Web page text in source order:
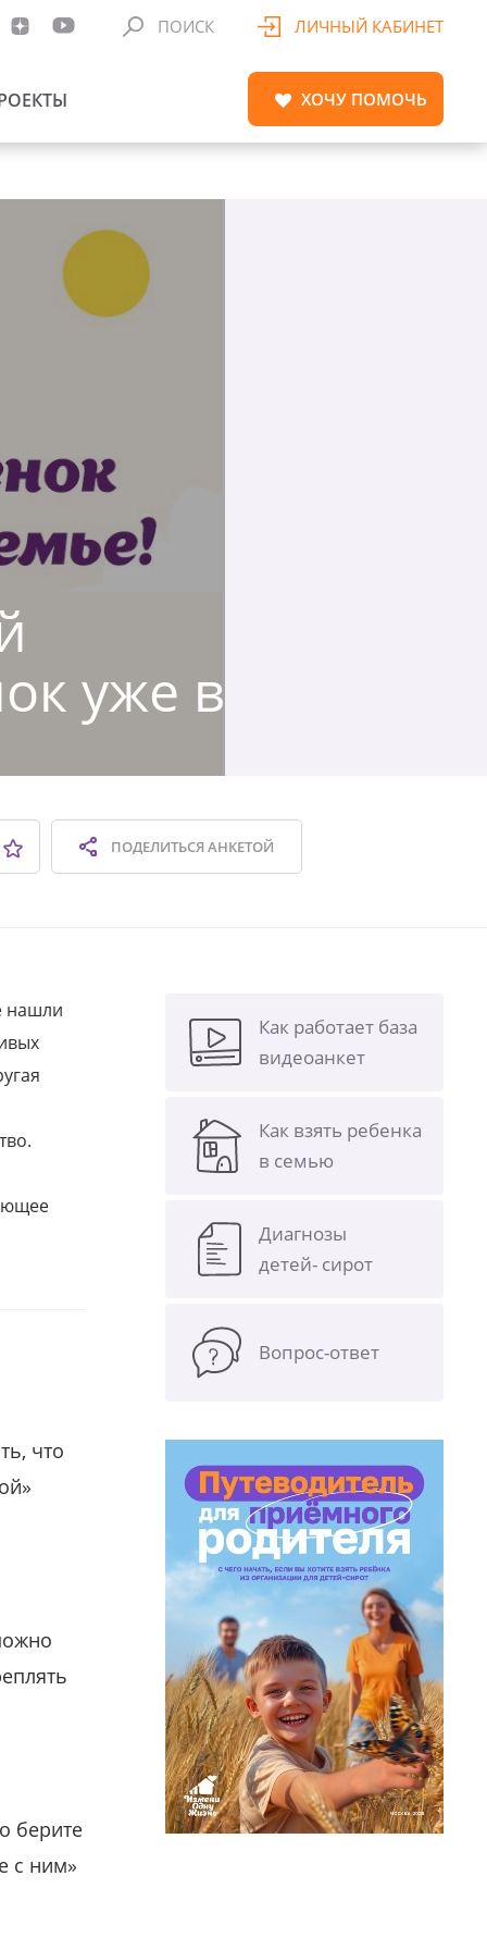
ПОИСК ЛИЧНЫЙ КАБИНЕТ
ХОЧУ ПОМОЧЬ
уже в
ПОДЕЛИТЬСЯАНКЕТОЙ
нашли
что
берите
с ним»
Как работает база
видеоанкет
Как взять ребенка
в семью
Диагнозы
детей- сирот
Вопрос-ответ